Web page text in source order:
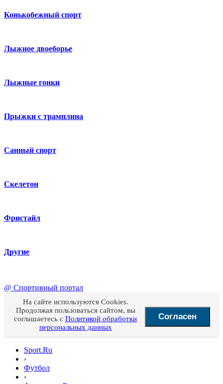
Конькобежный спорт
Лыжное двоеборье
Лыжные гонки
Прыжки с трамплина
Санный спорт
Скелетон
Фристайл
Другие
@ Спортивный портал
На сайте используются Cookies.
Продолжая пользоваться сайтом, вы
соглашаетесь с Политикой обработки
персональных данных
Согласен
Sport.Ru
›
Футбол
›